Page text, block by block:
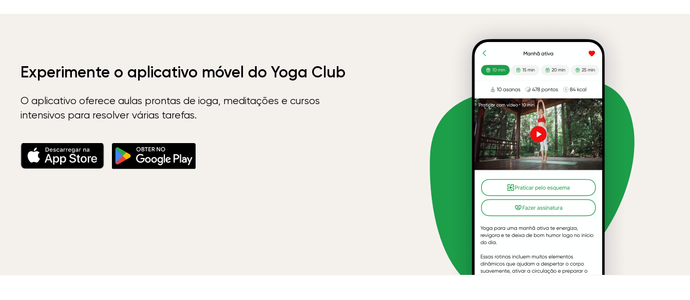
Experimente o aplicativo móvel do Yoga Club
O aplicativo oferece aulas prontas de ioga, meditações e cursos
intensivos para resolver várias tarefas.